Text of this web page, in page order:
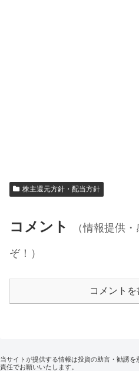
株主還元方針・配当方針
コメント
（情報提供
ぞ！）
コメント
当サイトが提供する情報は投資の助言・勧誘
責任でお願いいたします。